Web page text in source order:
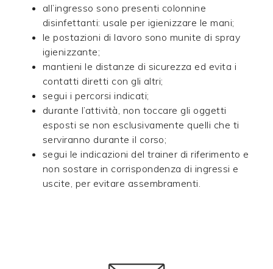
all’ingresso sono presenti colonnine
disinfettanti: usale per igienizzare le mani;
le postazioni di lavoro sono munite di spray
igienizzante;
mantieni le distanze di sicurezza ed evita i
contatti diretti con gli altri;
segui i percorsi indicati;
durante l’attività, non toccare gli oggetti
esposti se non esclusivamente quelli che ti
serviranno durante il corso;
segui le indicazioni del trainer di riferimento e
non sostare in corrispondenza di ingressi e
uscite, per evitare assembramenti.